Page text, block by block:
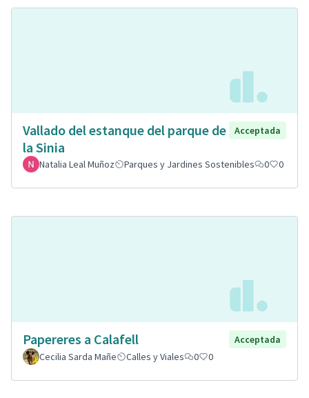
Vallado del estanque del parque de
la Sinia
Acceptada
Natalia Leal Muñoz Parques y Jardines Sostenibles 0 0
Papereres a Calafell
Acceptada
Cecilia Sarda Mañe
Calles y Viales 0 0